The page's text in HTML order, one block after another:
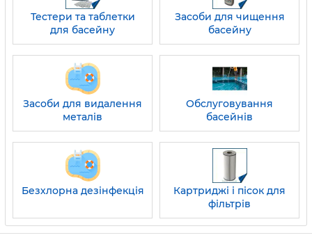
Тестери та таблетки
для басейну
Засоби для чищення
басейну
Засоби для видалення
металів
Обслуговування
басейнів
Безхлорна дезінфекція
Картриджі і пісок для
фільтрів